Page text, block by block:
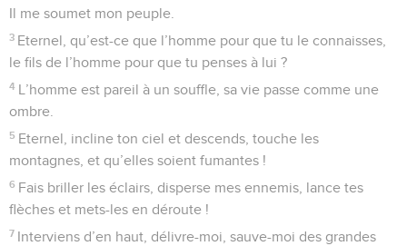
Il me soumet mon peuple.
3 Eternel, qu’est-ce que l’homme pour que tu le connaisses,
le fils de l’homme pour que tu penses à lui ?
4 L’homme est pareil à un souffle, sa vie passe comme une
ombre.
5 Eternel, incline ton ciel et descends, touche les
montagnes, et qu’elles soient fumantes !
6 Fais briller les éclairs, disperse mes ennemis, lance tes
flèches et mets-les en déroute !
7 Interviens d’en haut, délivre-moi, sauve-moi des grandes